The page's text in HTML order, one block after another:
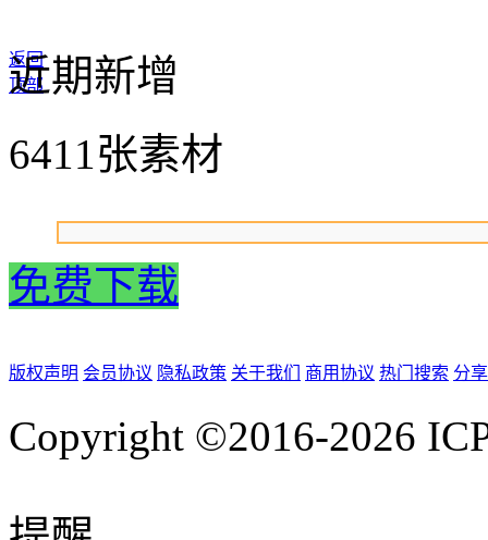
返回
顶部
近期新增
6411张素材
免费下载
版权声明 会员协议 隐私政策 关于我们 商用协议 热门搜索 分
Copyright ©2016-2026